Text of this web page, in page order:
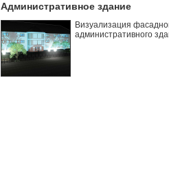
Административное здание
Визуализация
административного